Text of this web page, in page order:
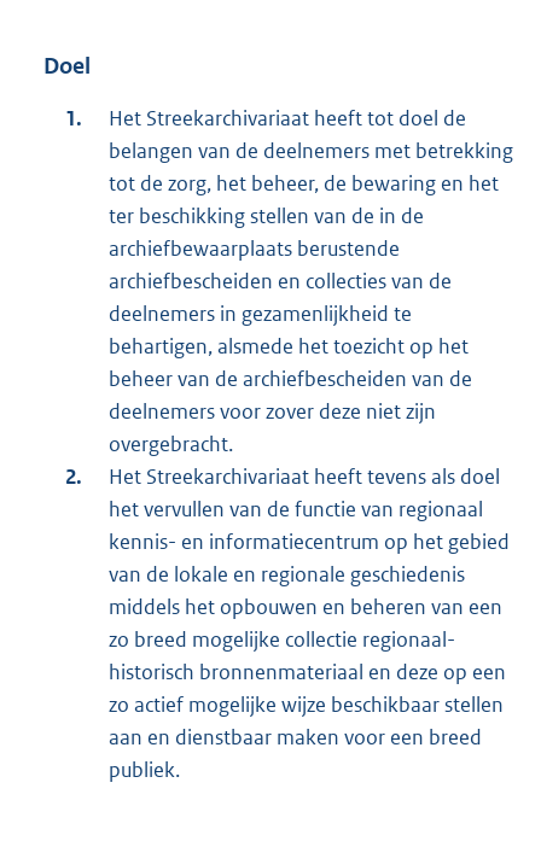
Doel
Het Streekarchivariaat heeft tot doel de
belangen van de deelnemers met betrekking
tot de zorg, het beheer, de bewaring en het
ter beschikking stellen van de in de
archiefbewaarplaats berustende
archiefbescheiden en collecties van de
deelnemers in gezamenlijkheid te
behartigen, alsmede het toezicht op het
beheer van de archiefbescheiden van de
deelnemers voor zover deze niet zijn
overgebracht.
Het Streekarchivariaat heeft tevens als doel
het vervullen van de functie van regionaal
kennis- en informatiecentrum op het gebied
van de lokale en regionale geschiedenis
middels het opbouwen en beheren van een
zo breed mogelijke collectie regionaal-
historisch bronnenmateriaal en deze op een
zo actief mogelijke wijze beschikbaar stellen
aan en dienstbaar maken voor een breed
publiek.